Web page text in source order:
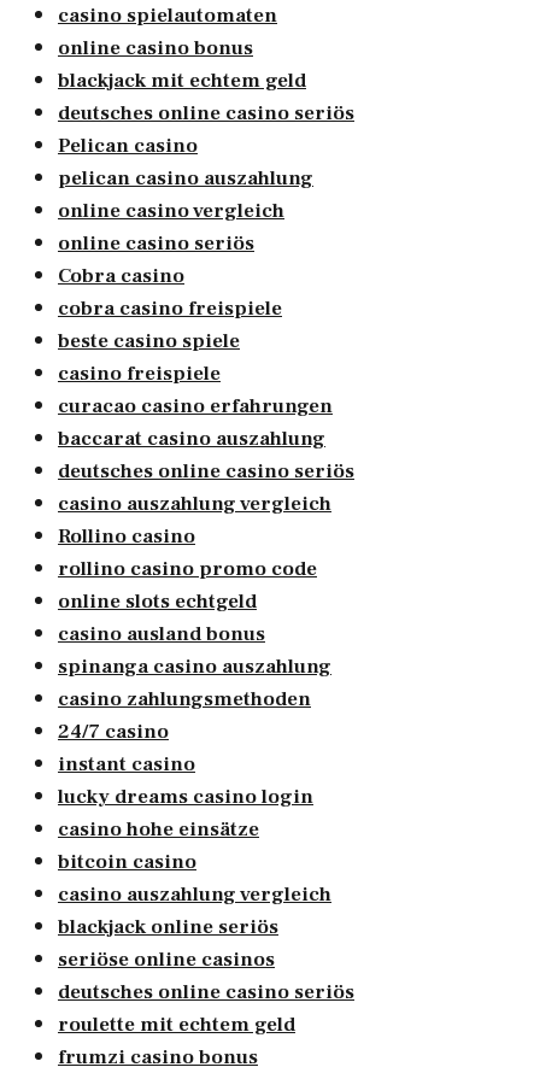
casino spielautomaten
online casino bonus
blackjack mit echtem geld
deutsches online casino seriös
Pelican casino
pelican casino auszahlung
online casino vergleich
online casino seriös
Cobra casino
cobra casino freispiele
beste casino spiele
casino freispiele
curacao casino erfahrungen
baccarat casino auszahlung
deutsches online casino seriös
casino auszahlung vergleich
Rollino casino
rollino casino promo code
online slots echtgeld
casino ausland bonus
spinanga casino auszahlung
casino zahlungsmethoden
24/7 casino
instant casino
lucky dreams casino login
casino hohe einsätze
bitcoin casino
casino auszahlung vergleich
blackjack online seriös
seriöse online casinos
deutsches online casino seriös
roulette mit echtem geld
frumzi casino bonus